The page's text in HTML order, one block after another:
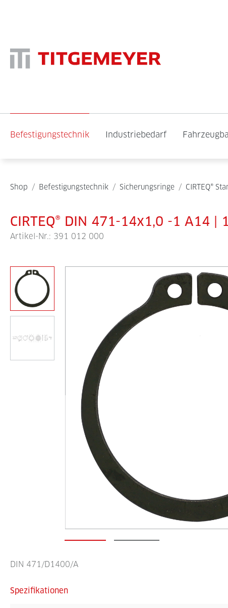
Befestigungstechnik Industriebedarf
Shop / Befestigungstechnik / Sicherungsringe / CIRTEQ®
CIRTEQ® DIN 471-14x1,0 -1 A14 |
Artikel-Nr.: 391 012 000
DIN 471/D1400/A
Spezifikationen